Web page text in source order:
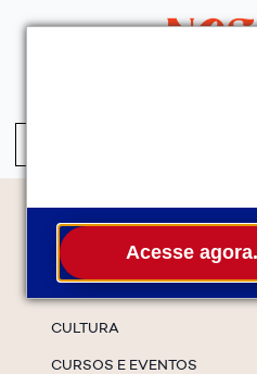
Acesse
Temas
CULTURA
CURSOS E EVENTOS